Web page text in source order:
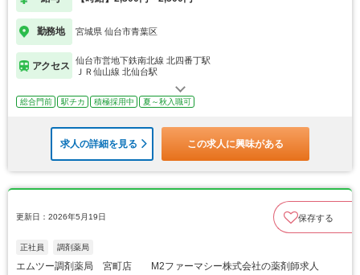
勤務地 宮城県 仙台市青葉区
アクセス
仙台市営地下鉄南北線 北四番丁駅
ＪＲ仙山線 北仙台駅
総合門前 駅チカ 積極採用中 夏～秋入職可
求人の詳細を見る この求人に興味がある
更新日：2026年5月19日 保存する
正社員 調剤薬局
エムツー調剤薬局 宮町店 M2ファーマシー株式会社の薬剤師求人